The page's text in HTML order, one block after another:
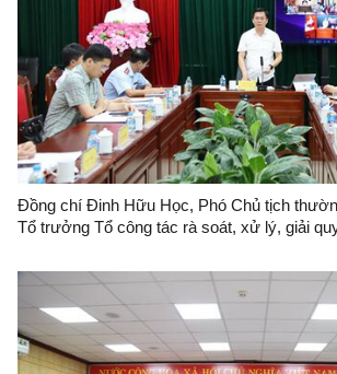
Đồng chí Đinh Hữu Học, Phó Chủ tịch
Tổ trưởng Tổ công tác rà soát, xử lý, giải
Lạng Sơn tổ chức đối thoại với bà Nông